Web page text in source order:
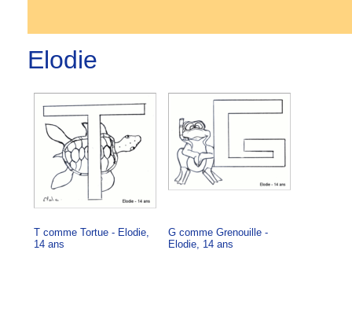
Elodie
T comme Tortue - Elodie,
14 ans
G comme Grenouille -
Elodie, 14 ans